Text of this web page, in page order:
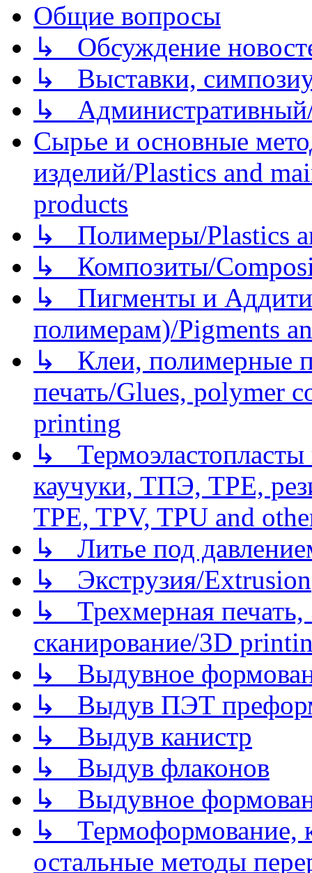
Общие вопросы
↳ Обсуждение
↳ Выставки,
↳
Сырье и основные
изделий/Plastics and
products
↳ Полимеры/Plastics
↳ Композиты/
↳ Пигменты и
полимерам)/Pigments
↳ Клеи, полимерные
печать/Glues, polymer
printing
↳
каучуки, ТПЭ, TPE,
TPE, TPV, TPU and
↳ Литье под
↳ Экструзия/Extrusion
↳ Трехмерная
сканирование/3D
↳ Выдувное
↳ Выдув ПЭТ
↳ Выдув канистр
↳ Выдув флаконов
↳ Выдувное
↳ Термоформование,
остальные методы